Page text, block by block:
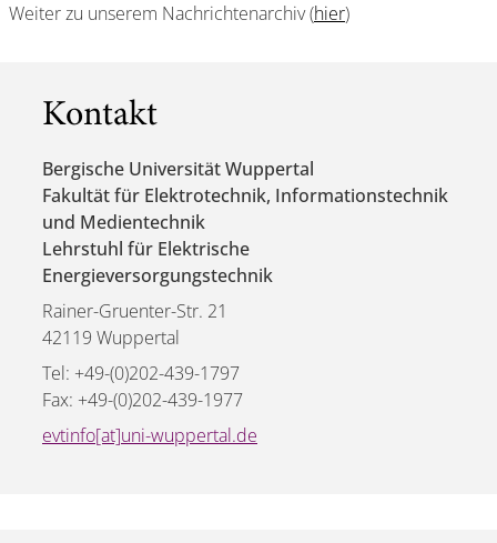
Weiter zu unserem Nachrichtenarchiv (hier)
Kontakt
Bergische Universität Wuppertal
Fakultät für Elektrotechnik, Informationstechnik
und Medientechnik
Lehrstuhl für Elektrische
Energieversorgungstechnik
Rainer-Gruenter-Str. 21
42119 Wuppertal
Tel: +49-(0)202-439-1797
Fax: +49-(0)202-439-1977
evtinfo[at]uni-wuppertal.de